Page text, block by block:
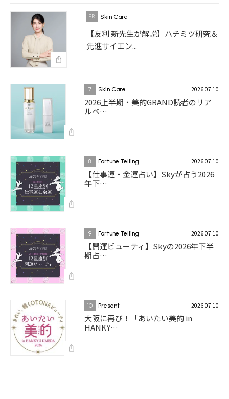
Skin Care
【友利 新先生が解説】ハチミツ研究＆
先進サイエン...
7 Skin Care 2026.07.10
2026上半期・美的GRAND読者のリア
ルベ…
8 Fortune Telling 2026.07.10
【仕事運・金運占い】Skyが占う2026
年下…
9 Fortune Telling 2026.07.10
【開運ビューティ】Skyの2026年下半
期占…
10 Present 2026.07.10
大阪に再び！「あいたい美的 in
HANKY…